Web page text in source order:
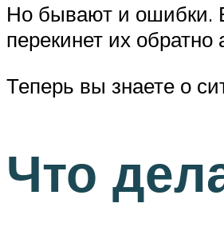
Но бывают и ошибки. В
перекинет их обратно
Теперь вы знаете о
Что